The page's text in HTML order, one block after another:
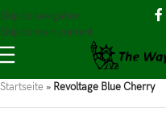
Skip to navigation
Skip to main content
Startseite » Revoltage Blue Cherry